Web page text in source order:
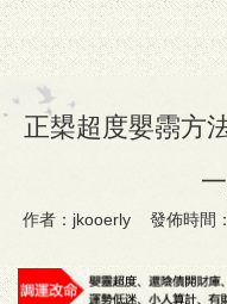
正槼超度嬰霛方
作者：jkooerly 發佈時間